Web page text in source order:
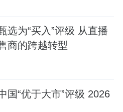
选为“买入”评级 从直播
商的跨越转型
国“优于大市”评级 2026